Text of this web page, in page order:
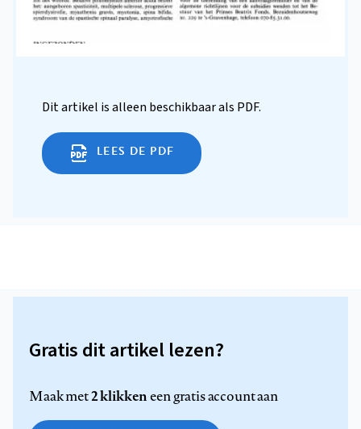
Dit artikel is alleen beschikbaar als PDF.
LEES DE PDF
Gratis dit artikel lezen?
Maak met2 klikkeneen gratis account aan